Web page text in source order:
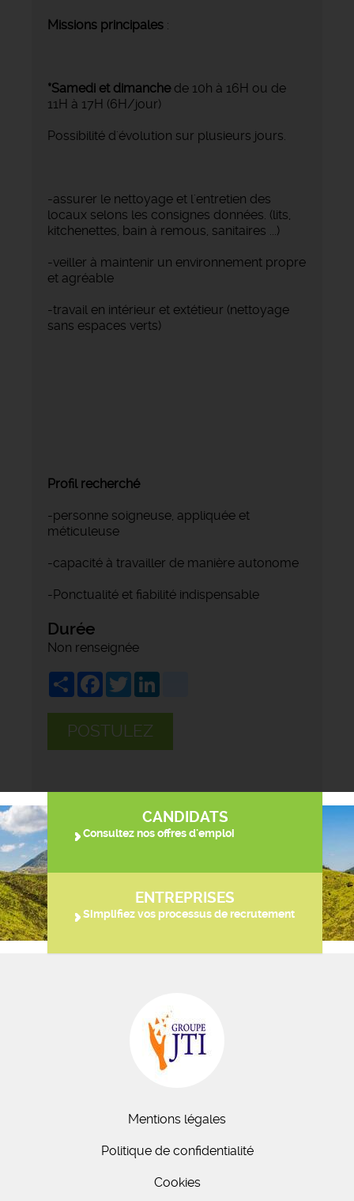
Missions principales :
*Samedi et dimanche de 10h à 16H ou de
11H à 17H (6H/jour)
Possibilité d'évolution sur plusieurs jours.
-assurer le nettoyage et l'entretien des
locaux selons les consignes données. (lits,
kitchenettes, bain à remous, sanitaires ...)
-veiller à maintenir un environnement propre
et agréable
-travail en intérieur et extétieur (nettoyage
sans espaces verts)
Profil recherché
-personne soigneuse, appliquée et
méticuleuse
-capacité à travailler de manière autonome
-Ponctualité et fiabilité indispensable
Durée
Non renseignée
ShareFacebook
Twitter
POSTULEZ
CANDIDATS
Consultez nos offres d'emploi
ENTREPRISES
Simplifiez vos processus de recrutement
Mentions légales
Politique de confidentialité
Cookies